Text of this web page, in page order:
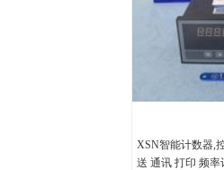
XSN智能计数器,
送 通讯 打印 频率